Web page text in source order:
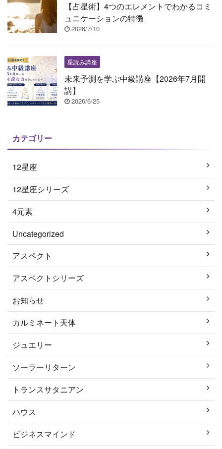
【占星術】4つのエレメントでわかるコミ
ュニケーションの特徴
2026/7/10
星読み講座
未来予測を学ぶ中級講座【2026年7月開
講】
2026/6/25
カテゴリー
12星座
12星座シリーズ
4元素
Uncategorized
アスペクト
アスペクトシリーズ
お知らせ
カルミネート天体
ジュエリー
ソーラーリターン
トランスサタニアン
ハウス
ビジネスマインド